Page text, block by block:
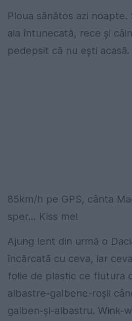
Ploua sănătos azi noapte.
aia întunecată, rece și
pedepsit că nu ești acasă.
85km/h pe GPS, cânta
sper… Kiss me!
Ajung lent din urmă o
încărcată cu ceva, iar
folie de plastic ce flutura
albastre-galbene-roșii
galben-și-albastru. Wink-